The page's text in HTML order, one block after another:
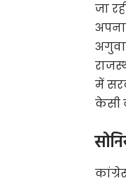
जा
में
केसी